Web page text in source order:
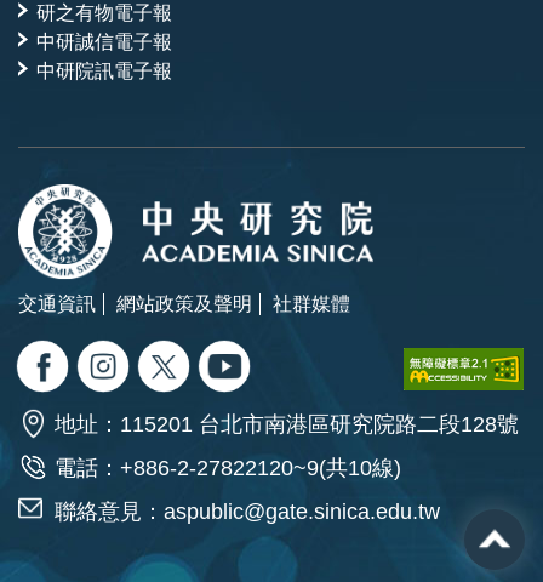
研之有物電子報
中研誠信電子報
中研院訊電子報
交通資訊 網站政策及聲明 社群媒體
地址：115201 台北市南港區研究院路二段128號
電話：+886-2-27822120~9(共10線)
聯絡意見： aspublic@gate.sinica.edu.tw